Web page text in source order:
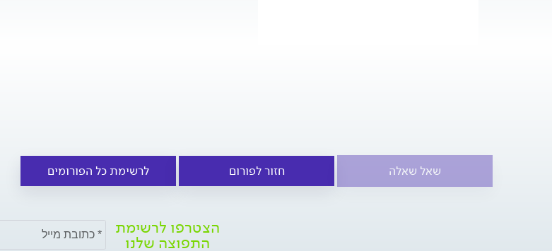
שאל שאלה חזור לפורום לרשימת כל הפורומים
הצטרפו לרשימת
התפוצה שלנו